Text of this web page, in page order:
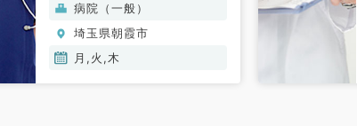
病院（一般）
埼玉県朝霞市
月,火,木